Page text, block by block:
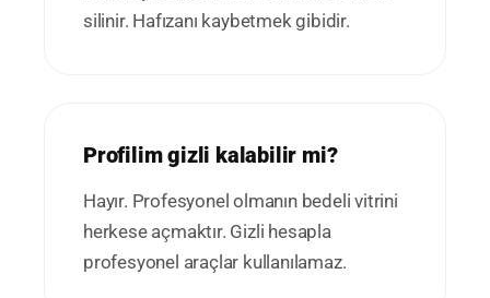
silinir. Hafızanı kaybetmek gibidir.
Profilim gizli kalabilir mi?
Hayır. Profesyonel olmanın bedeli vitrini
herkese açmaktır. Gizli hesapla
profesyonel araçlar kullanılamaz.